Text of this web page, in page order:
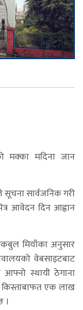
मक्का मदिना जान
सार्वजनिक गरी
आवेदन दिन आह्वान
मियाँका अनुसार
वेबसाइटबाट
स्थायी ठेगाना
किस्ताबाफत एक लाख
।